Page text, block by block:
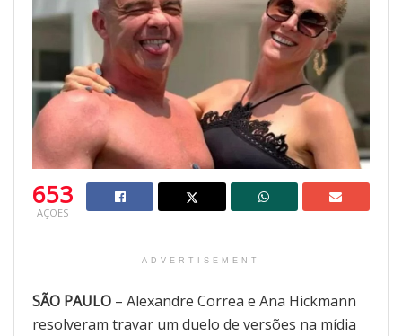
653
AÇÕES
ADVERTISEMENT
SÃO PAULO – Alexandre Correa e Ana Hickmann
resolveram travar um duelo de versões na mídia